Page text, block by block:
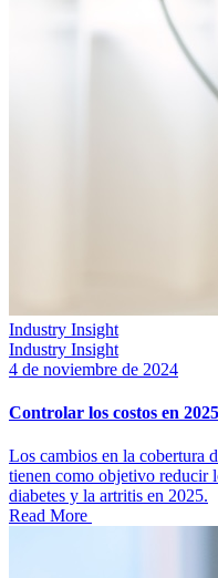
Industry Insight
Industry Insight
4 de noviembre de 2024
Controlar los costos en 2025
Los cambios en la cobertura
tienen como objetivo reducir
diabetes y la artritis en 2025.
Read More